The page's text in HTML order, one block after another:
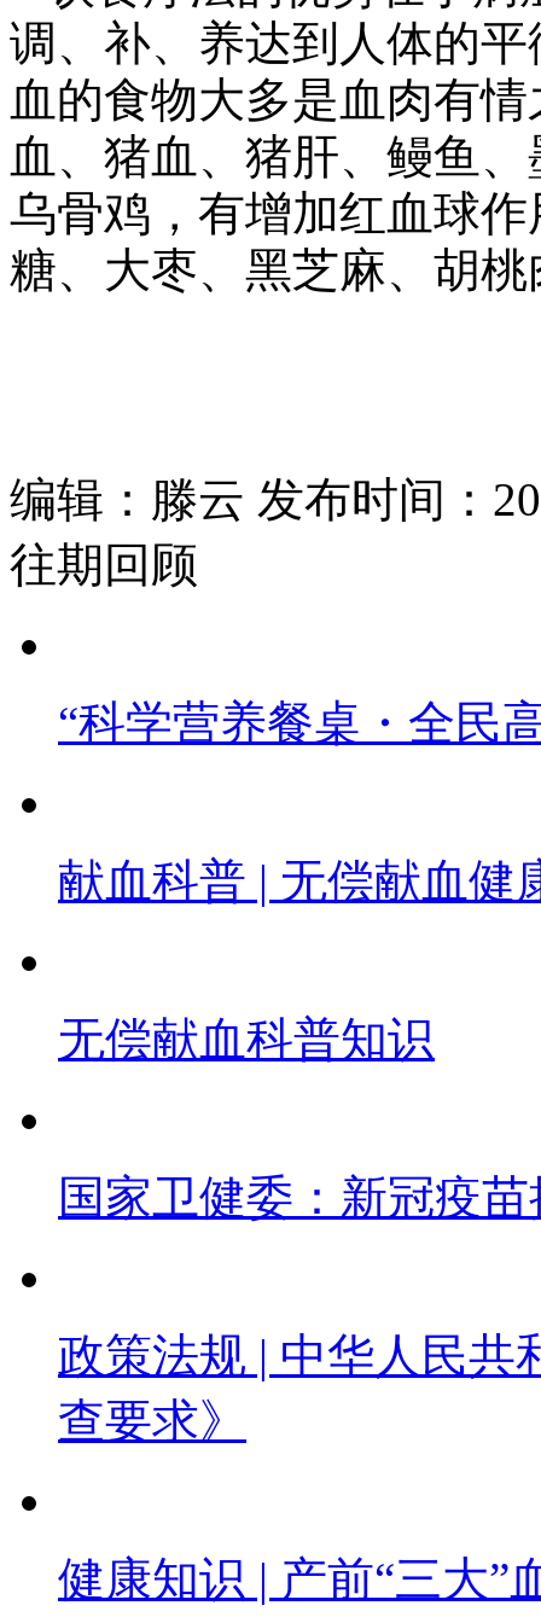
调、补、养达到人体的
血的食物大多是血肉有
血、猪血、猪肝、鳗鱼
乌骨鸡，有增加红血球
糖、大枣、黑芝麻、胡桃
编辑：滕云 发布时间：
往期回顾
“科学营养餐桌・全民
献血科普 | 无偿献血健
无偿献血科普知识
国家卫健委：新冠疫
政策法规 | 中华人民共
查要求》
健康知识 | 产前“三大”